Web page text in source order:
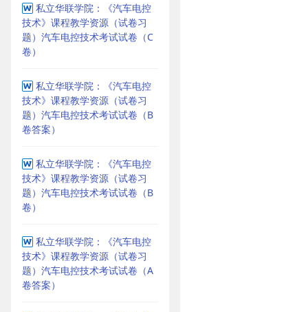
私立华联学院：《汽车电控
技术》课程教学资源（试卷习
题）汽车电控技术考试试卷（C
卷）
私立华联学院：《汽车电控
技术》课程教学资源（试卷习
题）汽车电控技术考试试卷（B
卷答案）
私立华联学院：《汽车电控
技术》课程教学资源（试卷习
题）汽车电控技术考试试卷（B
卷）
私立华联学院：《汽车电控
技术》课程教学资源（试卷习
题）汽车电控技术考试试卷（A
卷答案）